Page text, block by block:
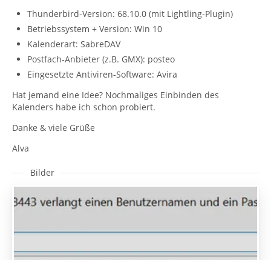
Thunderbird-Version: 68.10.0 (mit Lightling-Plugin)
Betriebssystem + Version: Win 10
Kalenderart: SabreDAV
Postfach-Anbieter (z.B. GMX): posteo
Eingesetzte Antiviren-Software: Avira
Hat jemand eine Idee? Nochmaliges Einbinden des
Kalenders habe ich schon probiert.
Danke & viele Grüße
Alva
Bilder